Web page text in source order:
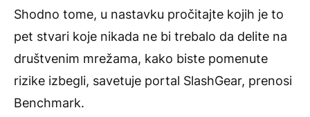
Shodno tome, u nastavku pročitajte kojih je to
pet stvari koje nikada ne bi trebalo da delite na
društvenim mrežama, kako biste pomenute
rizike izbegli, savetuje portal SlashGear, prenosi
Benchmark.